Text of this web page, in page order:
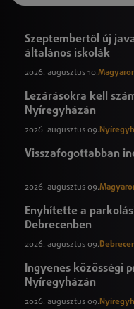
Szeptembertől új
általános iskolák
2026. augusztus 10.
Lezárásokra kell
Nyíregyházán
2026. augusztus 09.
Visszafogottabban
2026. augusztus 09.
Enyhítette a
Debrecenben
2026. augusztus 09.
Ingyenes közösségi
Nyíregyházán
2026. augusztus 09.